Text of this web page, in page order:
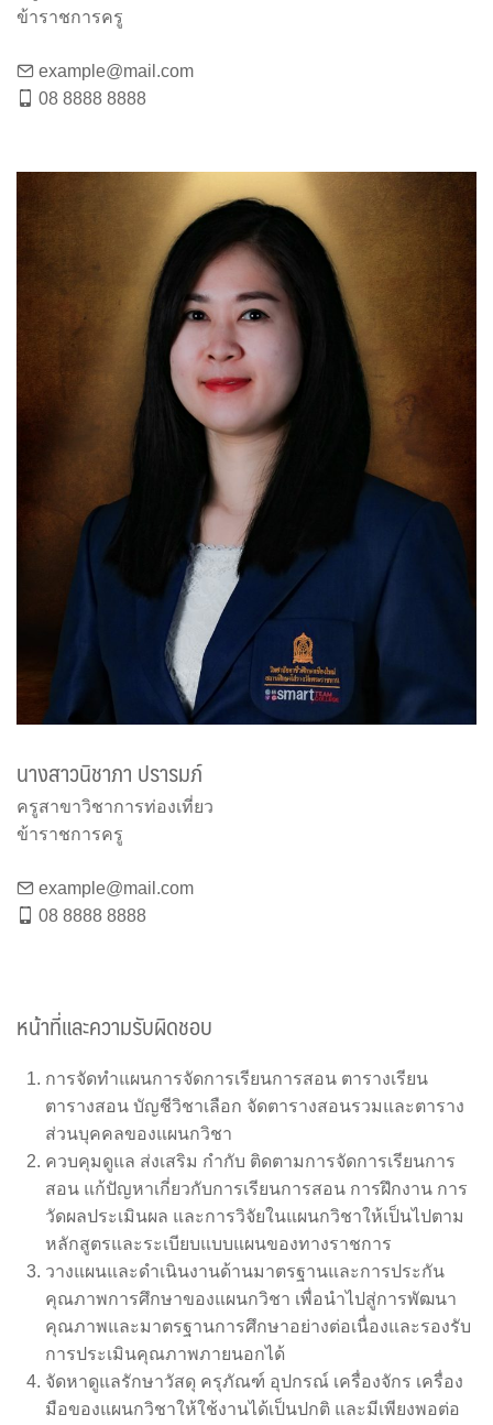
ข้าราชการครู
example@mail.com
08 8888 8888
นางสาวนิชาภา ปรารมภ์
ครูสาขาวิชาการท่องเที่ยว
ข้าราชการครู
example@mail.com
08 8888 8888
หน้าที่และความรับผิดชอบ
การจัดทำแผนการจัดการเรียนการสอน ตารางเรียน
ตารางสอน บัญชีวิชาเลือก จัดตารางสอนรวมและตาราง
ส่วนบุคคลของแผนกวิชา
ควบคุมดูแล ส่งเสริม กำกับ ติดตามการจัดการเรียนการ
สอน แก้ปัญหาเกี่ยวกับการเรียนการสอน การฝึกงาน การ
วัดผลประเมินผล และการวิจัยในแผนกวิชาให้เป็นไปตาม
หลักสูตรและระเบียบแบบแผนของทางราชการ
วางแผนและดำเนินงานด้านมาตรฐานและการประกัน
คุณภาพการศึกษาของแผนกวิชา เพื่อนำไปสู่การพัฒนา
คุณภาพและมาตรฐานการศึกษาอย่างต่อเนื่องและรองรับ
การประเมินคุณภาพภายนอกได้
จัดหาดูแลรักษาวัสดุ ครุภัณฑ์ อุปกรณ์ เครื่องจักร เครื่อง
มือของแผนกวิชาให้ใช้งานได้เป็นปกติ และมีเพียงพอต่อ